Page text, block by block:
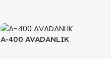
A-400 AVADANLIK